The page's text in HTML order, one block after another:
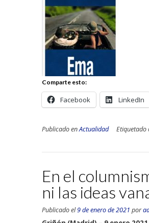
Comparte esto:
Facebook LinkedIn
Publicado enActualidad Etiquetado
En el
ni las ideas
Publicado el9 de enero de 2021 por